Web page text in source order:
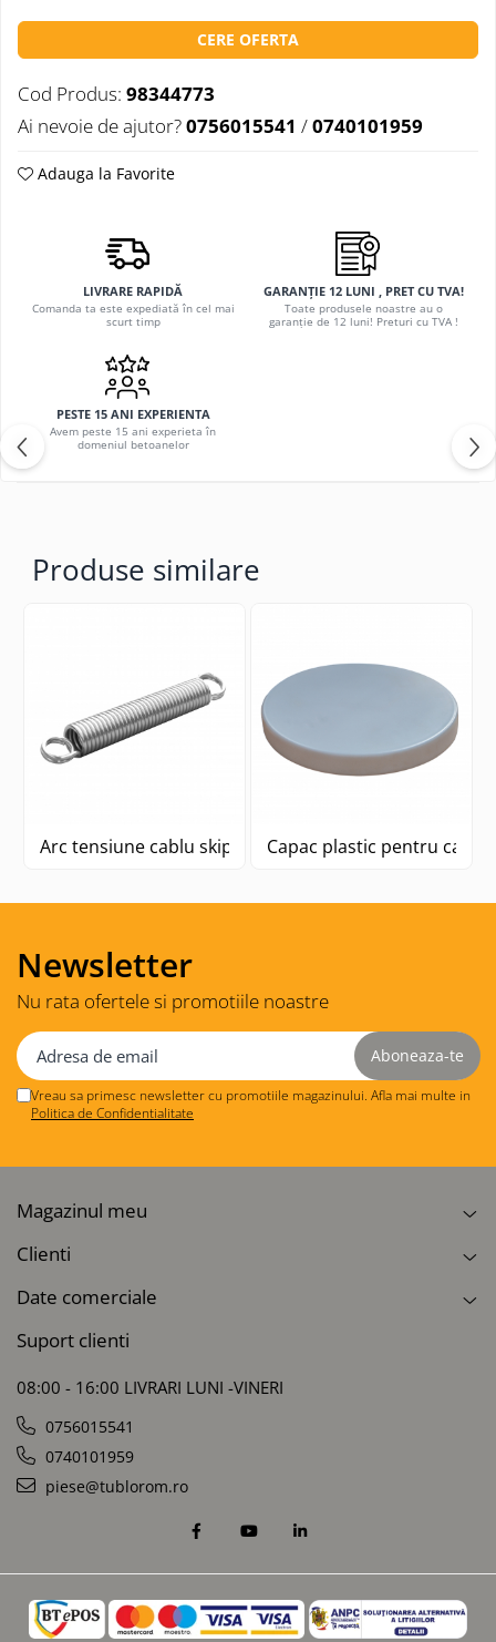
CERE OFERTA
Cod Produs: 98344773
Ai nevoie de ajutor?0756015541 /0740101959
Adauga la Favorite
LIVRARE RAPIDĂ
Comanda ta este expediată în cel mai
scurt timp
GARANȚIE 12 LUNI , PRET CU TVA!
Toate produsele noastre au o
garanție de 12 luni! Preturi cu TVA !
PESTE 15 ANI EXPERIENTA
Avem peste 15 ani experieta în
domeniul betoanelor
Produse similare
Arc tensiune cablu skip statie CP30Capac plastic pentru
Newsletter
Nu rata ofertele si promotiile noastre
Vreau sa primesc newsletter cu promotiile magazinului. Afla mai multe in
Politica de Confidentialitate
Magazinul meu
Clienti
Date comerciale
Suport clienti
08:00 - 16:00 LIVRARI LUNI -VINERI
0756015541
0740101959
piese@tublorom.ro